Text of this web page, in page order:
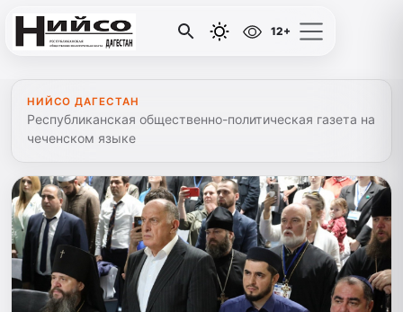
12+
НИЙСО ДАГЕСТАН
Республиканская общественно-политическая газета на
чеченском языке